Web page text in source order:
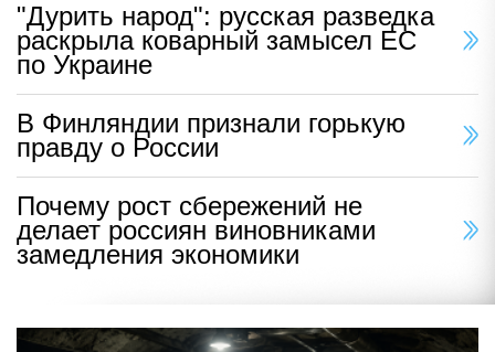
"Дурить народ": русская разведка
раскрыла коварный замысел ЕС
по Украине
В Финляндии признали горькую
правду о России
Почему рост сбережений не
делает россиян виновниками
замедления экономики